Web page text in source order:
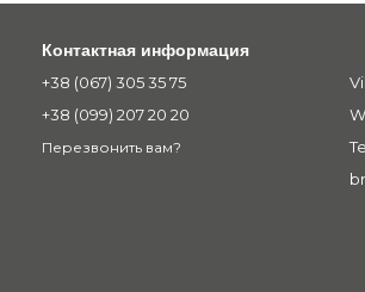
Контактная информация
+38 (067) 305 35 75
+38 (099) 207 20 20
Перезвонить вам?